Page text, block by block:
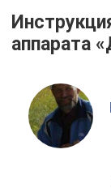
аппарата